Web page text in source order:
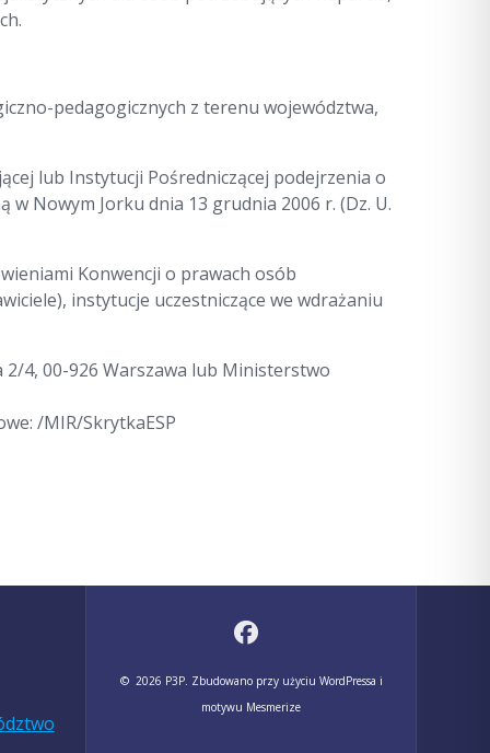
pedagogicznych z terenu województwa,
lub Instytucji Pośredniczącej podejrzenia o
Nowym Jorku dnia 13 grudnia 2006 r. (Dz. U.
Konwencji o prawach osób
instytucje uczestniczące we wdrażaniu
4, 00-926 Warszawa lub Ministerstwo
/MIR/SkrytkaESP
© 2026 P3P. Zbudowano przy użyciu WordPressa i
motywu Mesmerize